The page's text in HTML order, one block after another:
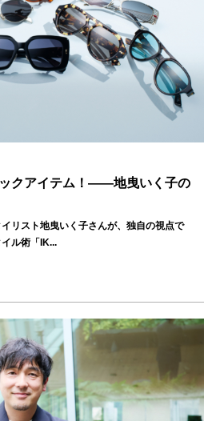
クアイテム！——地曳いく子の
リスト地曳いく子さんが、独自の視点で
ル術「IK...